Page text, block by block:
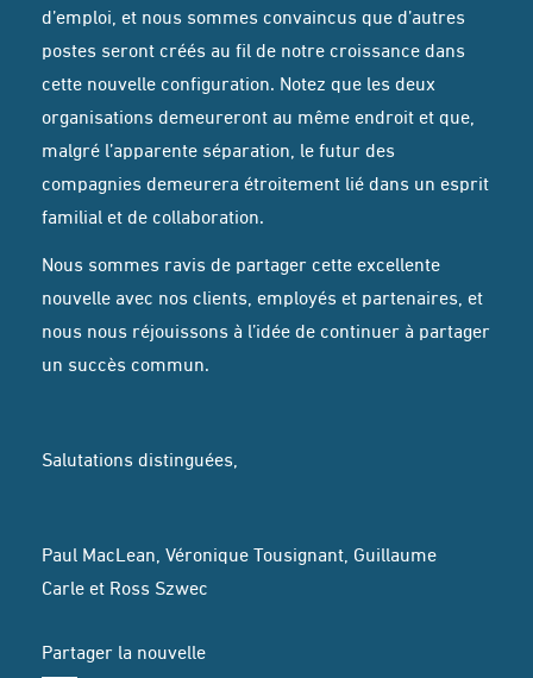
d’emploi, et nous sommes convaincus que d’autres
postes seront créés au fil de notre croissance dans
cette nouvelle configuration. Notez que les deux
organisations demeureront au même endroit et que,
malgré l’apparente séparation, le futur des
compagnies demeurera étroitement lié dans un esprit
familial et de collaboration.
Nous sommes ravis de partager cette excellente
nouvelle avec nos clients, employés et partenaires, et
nous nous réjouissons à l’idée de continuer à partager
un succès commun.
Salutations distinguées,
Paul MacLean, Véronique Tousignant, Guillaume
Carle et Ross Szwec
Partager la nouvelle